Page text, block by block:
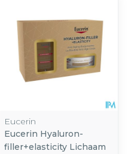
Eucerin
Eucerin Hyaluron-
filler+elasticity Lichaam